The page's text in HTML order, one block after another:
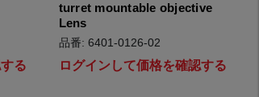
る
turret mountable objective
Lens
品番: 6401-0126-02
ログインして価格を確認する